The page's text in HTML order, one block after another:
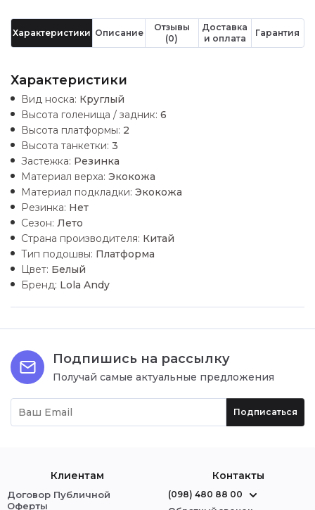
Характеристики Описание
Отзывы
(0)
Доставка
и оплата
Гарантия
Характеристики
Вид носка: Круглый
Высота голенища / задник: 6
Высота платформы: 2
Высота танкетки: 3
Застежка: Резинка
Материал верха: Экокожа
Материал подкладки: Экокожа
Резинка: Нет
Сезон: Лето
Страна производителя: Китай
Тип подошвы: Платформа
Цвет: Белый
Бренд: Lola Andy
Подпишись на рассылку
Получай самые актуальные предложения
Подписаться
Клиентам
Договор Публичной
Оферты
Контакты
(098) 480 88 00